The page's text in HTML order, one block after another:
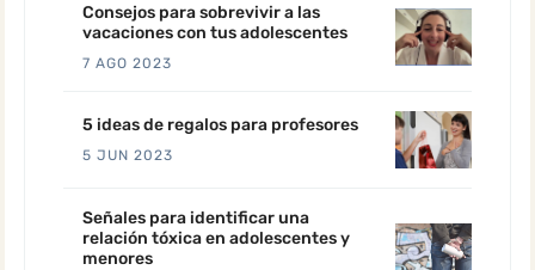
Consejos para sobrevivir a las
vacaciones con tus adolescentes
7 AGO 2023
5 ideas de regalos para profesores
5 JUN 2023
Señales para identificar una
relación tóxica en adolescentes y
menores